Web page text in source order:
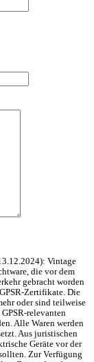
Vintage
die vor dem
gebracht worden
Zertifikate. Die
oder sind teilweise
relevanten
Alle Waren werden
Aus juristischen
Geräte vor der
Zur Verfügung